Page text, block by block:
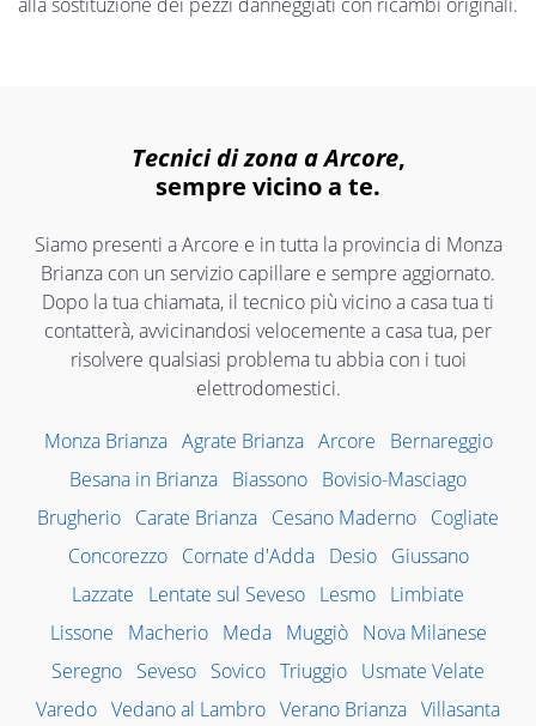
Tecnici di zona a Arcore,
sempre vicino a te.
Siamo presenti a Arcore e in tutta la provincia di Monza
Brianza con un servizio capillare e sempre aggiornato.
Dopo la tua chiamata, il tecnico più vicino a casa tua ti
contatterà, avvicinandosi velocemente a casa tua, per
risolvere qualsiasi problema tu abbia con i tuoi
elettrodomestici.
Monza Brianza Agrate Brianza Arcore
Bernareggio
Besana in Brianza Biassono Bovisio-Masciago
Brugherio Carate Brianza Cesano Maderno Cogliate
Concorezzo
Cornate d'Adda Desio
Giussano
Lazzate
Lentate sul Seveso Lesmo Limbiate
Lissone
Macherio Meda Muggiò
Nova Milanese
Seregno Seveso Sovico Triuggio Usmate Velate
Varedo Vedano al Lambro Verano Brianza Villasanta